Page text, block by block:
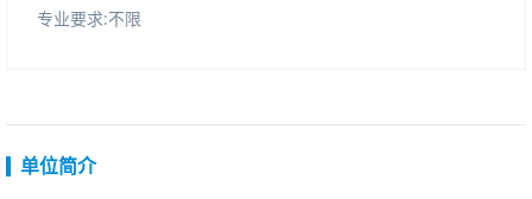
专业要求:不限
单位简介